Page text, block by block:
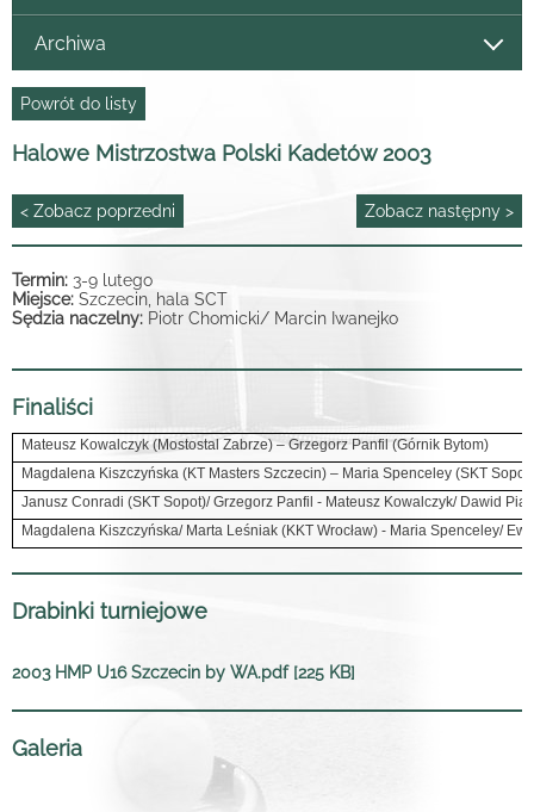
Archiwa
Powrót do listy
Halowe Mistrzostwa Polski Kadetów 2003
< Zobacz poprzedni Zobacz następny >
Termin: 3-9 lutego
Miejsce: Szczecin, hala SCT
Sędzia naczelny: Piotr Chomicki/ Marcin Iwanejko
Finaliści
Mateusz Kowalczyk (Mostostal Zabrze) – Grzegorz Panfil (Górnik Bytom)
Magdalena Kiszczyńska (KT Masters Szczecin) – Maria Spenceley (SKT Sopot)
Janusz Conradi (SKT Sopot)/ Grzegorz Panfil - Mateusz Kowalczyk/ Dawid
Magdalena Kiszczyńska/ Marta Leśniak (KKT Wrocław) - Maria Spenceley/
Drabinki turniejowe
2003 HMP U16 Szczecin by WA.pdf [225 KB]
Galeria